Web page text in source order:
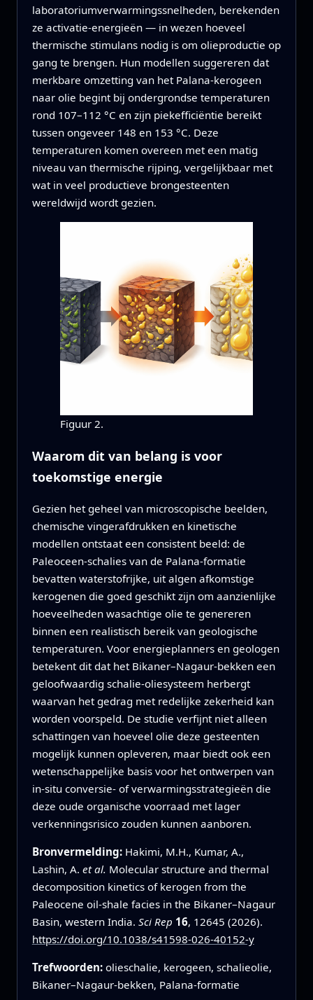
laboratoriumverwarmingssnelheden, berekenden
ze activatie-energieën — in wezen hoeveel
thermische stimulans nodig is om olieproductie op
gang te brengen. Hun modellen suggereren dat
merkbare omzetting van het Palana-kerogeen
naar olie begint bij ondergrondse temperaturen
rond 107–112 °C en zijn piekefficiëntie bereikt
tussen ongeveer 148 en 153 °C. Deze
temperaturen komen overeen met een matig
niveau van thermische rijping, vergelijkbaar met
wat in veel productieve brongesteenten
wereldwijd wordt gezien.
Figuur 2.
Waarom dit van belang is voor
toekomstige energie
Gezien het geheel van microscopische beelden,
chemische vingerafdrukken en kinetische
modellen ontstaat een consistent beeld: de
Paleoceen-schalies van de Palana-formatie
bevatten waterstofrijke, uit algen afkomstige
kerogenen die goed geschikt zijn om aanzienlijke
hoeveelheden wasachtige olie te genereren
binnen een realistisch bereik van geologische
temperaturen. Voor energieplanners en geologen
betekent dit dat het Bikaner–Nagaur-bekken een
geloofwaardig schalie-oliesysteem herbergt
waarvan het gedrag met redelijke zekerheid kan
worden voorspeld. De studie verfijnt niet alleen
schattingen van hoeveel olie deze gesteenten
mogelijk kunnen opleveren, maar biedt ook een
wetenschappelijke basis voor het ontwerpen van
in-situ conversie- of verwarmingsstrategieën die
deze oude organische voorraad met lager
verkenningsrisico zouden kunnen aanboren.
Bronvermelding: Hakimi, M.H., Kumar, A.,
Lashin, A. et al. Molecular structure and thermal
decomposition kinetics of kerogen from the
Paleocene oil-shale facies in the Bikaner–Nagaur
Basin, western India. Sci Rep 16, 12645 (2026).
https://doi.org/10.1038/s41598-026-40152-y
Trefwoorden: olieschalie, kerogeen, schalieolie,
Bikaner–Nagaur-bekken, Palana-formatie